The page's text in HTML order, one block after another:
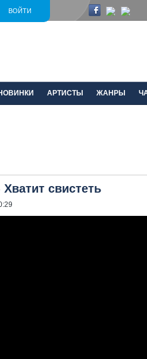
ВОЙТИ
АРТИСТЫ ЖАНРЫ
свистеть